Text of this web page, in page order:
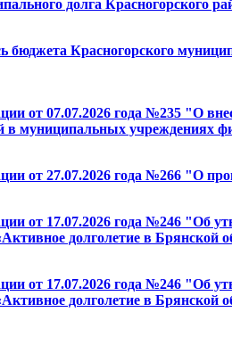
долга Красногорского
бюджета Красногорского
от 07.07.2026 года №235 "О
в муниципальных учреждениях
от 27.07.2026 года №266 "О
от 17.07.2026 года №246 "Об
долголетие в Брянской
от 17.07.2026 года №246 "Об
долголетие в Брянской